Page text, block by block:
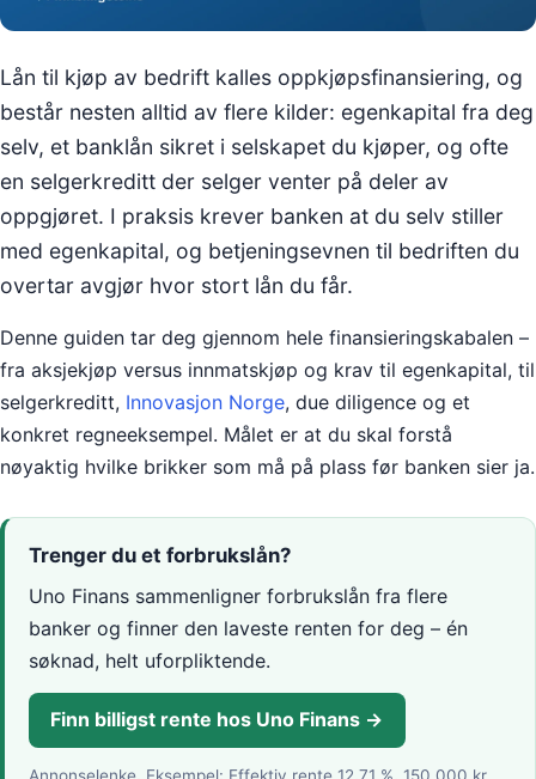
Lån til kjøp av bedrift kalles oppkjøpsfinansiering, og
består nesten alltid av flere kilder: egenkapital fra deg
selv, et banklån sikret i selskapet du kjøper, og ofte
en selgerkreditt der selger venter på deler av
oppgjøret. I praksis krever banken at du selv stiller
med egenkapital, og betjeningsevnen til bedriften du
overtar avgjør hvor stort lån du får.
Denne guiden tar deg gjennom hele finansieringskabalen –
fra aksjekjøp versus innmatskjøp og krav til egenkapital, til
selgerkreditt, Innovasjon Norge, due diligence og et
konkret regneeksempel. Målet er at du skal forstå
nøyaktig hvilke brikker som må på plass før banken sier ja.
Trenger du et forbrukslån?
Uno Finans sammenligner forbrukslån fra flere
banker og finner den laveste renten for deg – én
søknad, helt uforpliktende.
Finn billigst rente hos Uno Finans →
Annonselenke. Eksempel: Effektiv rente 12,71 %, 150 000 kr